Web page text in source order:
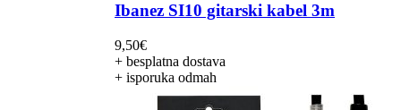
Ibanez SI10 gitarski kabel 3m
9,50€
+ besplatna dostava
+ isporuka odmah